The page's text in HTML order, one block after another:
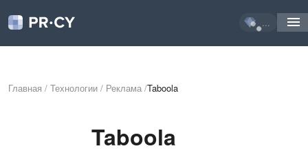
...
Главная / Технологии / Реклама /Taboola
Taboola